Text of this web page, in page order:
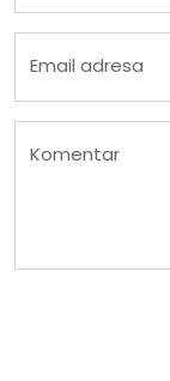
Email adresa
Komentar